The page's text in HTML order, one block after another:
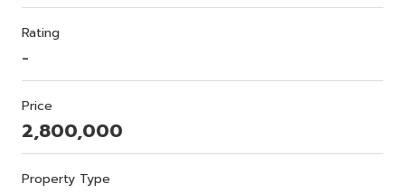
Rating
-
Price
2,800,000
Property Type